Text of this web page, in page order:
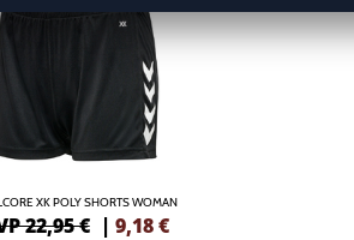
XK POLY SHORTS WOMAN
22,95 € | 9,18€